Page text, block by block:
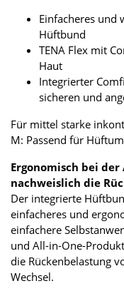
Einfacheres und
Hüftbund
TENA Flex mit
Haut
Integrierter
sicheren und
Für mittel starke
M: Passend für
Ergonomisch bei
nachweislich die
Der integrierte
einfacheres und
einfachere
und All-in-One-
die Rückenbelastung
Wechsel.